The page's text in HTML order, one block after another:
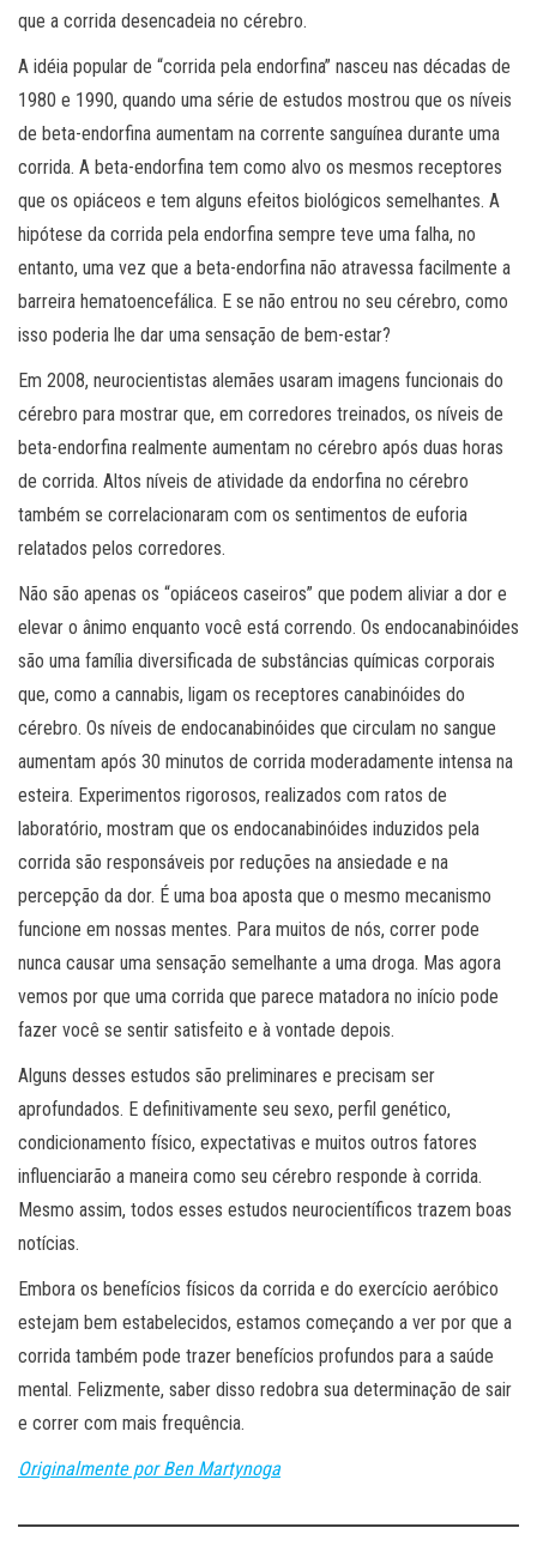
que a corrida desencadeia no cérebro.
A idéia popular de “corrida pela endorfina” nasceu nas décadas de
1980 e 1990, quando uma série de estudos mostrou que os níveis
de beta-endorfina aumentam na corrente sanguínea durante uma
corrida. A beta-endorfina tem como alvo os mesmos receptores
que os opiáceos e tem alguns efeitos biológicos semelhantes. A
hipótese da corrida pela endorfina sempre teve uma falha, no
entanto, uma vez que a beta-endorfina não atravessa facilmente a
barreira hematoencefálica. E se não entrou no seu cérebro, como
isso poderia lhe dar uma sensação de bem-estar?
Em 2008, neurocientistas alemães usaram imagens funcionais do
cérebro para mostrar que, em corredores treinados, os níveis de
beta-endorfina realmente aumentam no cérebro após duas horas
de corrida. Altos níveis de atividade da endorfina no cérebro
também se correlacionaram com os sentimentos de euforia
relatados pelos corredores.
Não são apenas os “opiáceos caseiros” que podem aliviar a dor e
elevar o ânimo enquanto você está correndo. Os endocanabinóides
são uma família diversificada de substâncias químicas corporais
que, como a cannabis, ligam os receptores canabinóides do
cérebro. Os níveis de endocanabinóides que circulam no sangue
aumentam após 30 minutos de corrida moderadamente intensa na
esteira. Experimentos rigorosos, realizados com ratos de
laboratório, mostram que os endocanabinóides induzidos pela
corrida são responsáveis ​​por reduções na ansiedade e na
percepção da dor. É uma boa aposta que o mesmo mecanismo
funcione em nossas mentes. Para muitos de nós, correr pode
nunca causar uma sensação semelhante a uma droga. Mas agora
vemos por que uma corrida que parece matadora no início pode
fazer você se sentir satisfeito e à vontade depois.
Alguns desses estudos são preliminares e precisam ser
aprofundados. E definitivamente seu sexo, perfil genético,
condicionamento físico, expectativas e muitos outros fatores
influenciarão a maneira como seu cérebro responde à corrida.
Mesmo assim, todos esses estudos neurocientíficos trazem boas
notícias.
Embora os benefícios físicos da corrida e do exercício aeróbico
estejam bem estabelecidos, estamos começando a ver por que a
corrida também pode trazer benefícios profundos para a saúde
mental. Felizmente, saber disso redobra sua determinação de sair
e correr com mais frequência.
Originalmente por Ben Martynoga